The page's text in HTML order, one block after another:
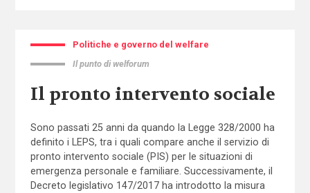
Politiche e governo del welfare
Il punto di welforum
Il pronto intervento sociale
Sono passati 25 anni da quando la Legge 328/2000 ha
definito i LEPS, tra i quali compare anche il servizio di
pronto intervento sociale (PIS) per le situazioni di
emergenza personale e familiare. Successivamente, il
Decreto legislativo 147/2017 ha introdotto la misura